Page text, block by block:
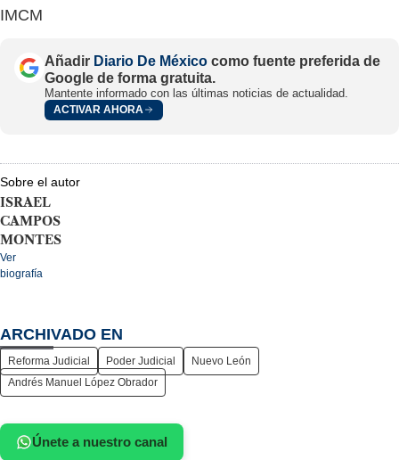
IMCM
Añadir Diario De México como fuente preferida de
Google de forma gratuita.
Mantente informado con las últimas noticias de actualidad.
ACTIVAR AHORA
Sobre el autor
ISRAEL
CAMPOS
MONTES
Ver
biografía
ARCHIVADO EN
Reforma Judicial Poder Judicial
Nuevo León
Andrés Manuel López Obrador
Únete a nuestro canal